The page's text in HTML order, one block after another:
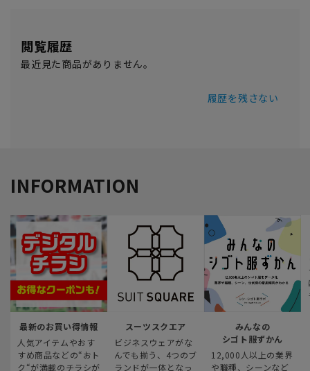
閲覧履歴
最近見た商品がありません。
履歴を残さない
INFORMATION
最新のお買い得情報
人気アイテムやおす
すめ商品などの“おト
ク“が満載のチラシが
スーツスクエア
ビジネスウェアがな
んでも揃う、4つのブ
ランドが一体となっ
みんなの
シゴト服ずかん
12,000人以上の業界
や職種、シーンなど